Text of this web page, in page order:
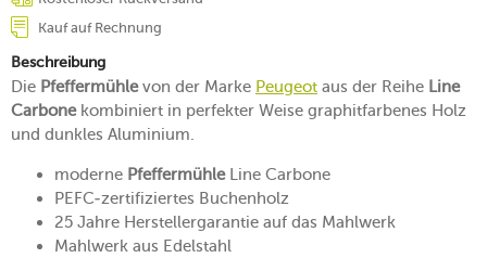
Kauf auf Rechnung
Beschreibung
Die Pfeffermühlevon der Marke Peugeot aus der Reihe Line
Carbonekombiniert in perfekter Weise graphitfarbenes Holz
und dunkles Aluminium.
moderne Pfeffermühle Line Carbone
PEFC-zertifiziertes Buchenholz
25 Jahre Herstellergarantie auf das Mahlwerk
Mahlwerk aus Edelstahl